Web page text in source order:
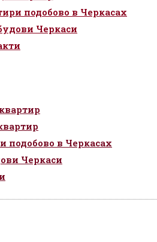
подобово в Черкасах
Черкаси
подобово в Черкасах
Черкаси